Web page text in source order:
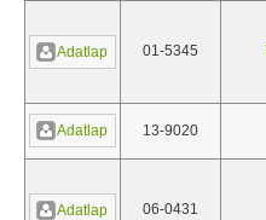
Adatlap 01-5345
Adatlap 13-9020
Adatlap 06-0431